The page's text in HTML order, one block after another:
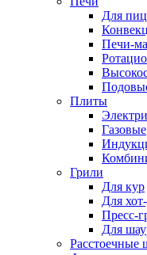
Для
Печи-
Плиты
Газовые
Грили
Для кур
Для
Пресс-
Для